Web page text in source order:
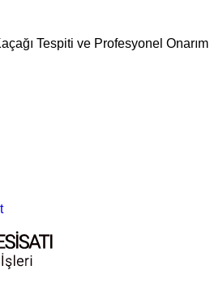
Tespiti ve Profesyonel Onarım